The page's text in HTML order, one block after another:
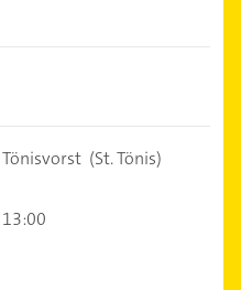
(St. Tönis)